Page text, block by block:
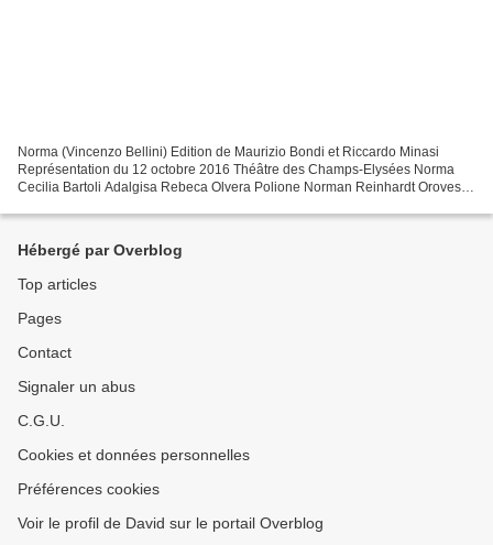
Norma (Vincenzo Bellini) Edition de Maurizio Bondi et Riccardo Minasi
Représentation du 12 octobre 2016 Théâtre des Champs-Elysées Norma
Cecilia Bartoli Adalgisa Rebeca Olvera Polione Norman Reinhardt Oroveso
Hébergé par Overblog
Top articles
Pages
Contact
Signaler un abus
C.G.U.
Cookies et données personnelles
Préférences cookies
Voir le profil de David sur le portail Overblog